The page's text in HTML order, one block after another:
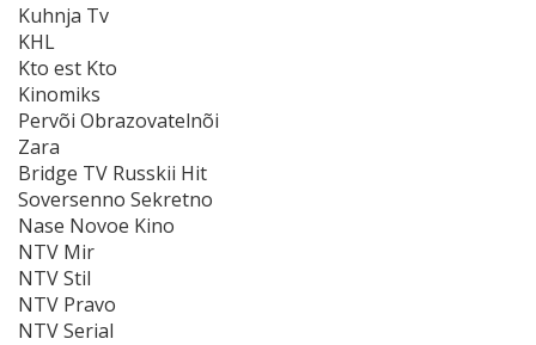
Kuhnja Tv
KHL
Kto est Kto
Kinomiks
Pervõi Obrazovatelnõi
Zara
Bridge TV Russkii Hit
Soversenno Sekretno
Nase Novoe Kino
NTV Mir
NTV Stil
NTV Pravo
NTV Serial